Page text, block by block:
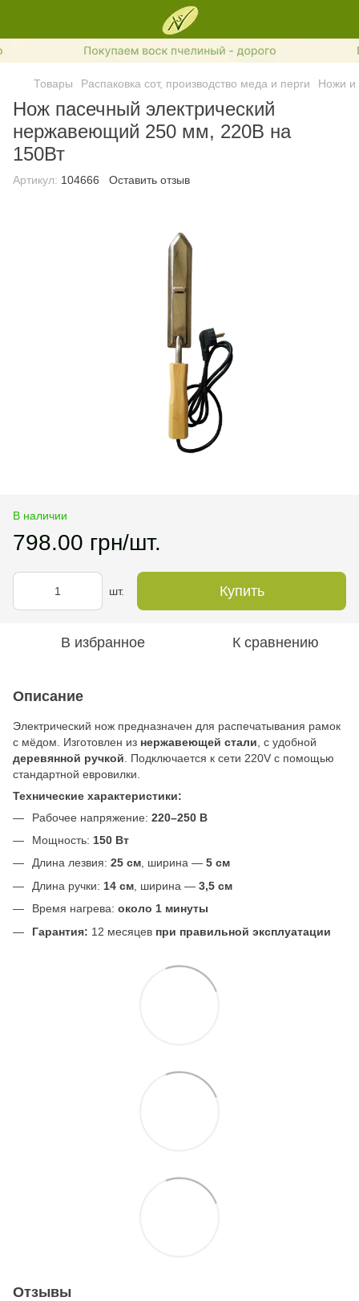
Товары Распаковка сот, производство меда и перги Ножи и
Нож пасечный электрический
нержавеющий 250 мм, 220В на
150Вт
Артикул: 104666 Оставить отзыв
В наличии
798.00 грн/шт.
шт. Купить
В избранное К сравнению
Описание
Электрический нож предназначен для распечатывания рамок
с мёдом. Изготовлен из нержавеющей стали , с удобной
деревянной ручкой . Подключается к сети 220V с помощью
стандартной евровилки.
Технические характеристики:
Рабочее напряжение: 220–250 В
Мощность: 150 Вт
Длина лезвия: 25 см, ширина — 5 см
Длина ручки: 14 см , ширина — 3,5 см
Время нагрева: около 1 минуты
Гарантия: 12 месяцев при правильной эксплуатации
Отзывы